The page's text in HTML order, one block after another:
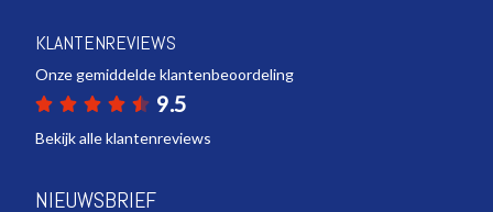
KLANTENREVIEWS
Onze gemiddelde klantenbeoordeling
9.5
Bekijk alle klantenreviews
NIEUWSBRIEF